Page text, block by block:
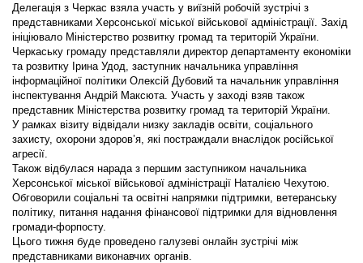
Делегація з Черкас взяла участь у виїзній робочій зустрічі з
представниками Херсонської міської військової адміністрації. Захід
ініціювало Міністерство розвитку громад та територій України.
Черкаську громаду представляли директор департаменту економіки
та розвитку Ірина Удод, заступник начальника управління
інформаційної політики Олексій Дубовий та начальник управління
інспектування Андрій Максюта. Участь у заході взяв також
представник Міністерства розвитку громад та територій України.
У рамках візиту відвідали низку закладів освіти, соціального
захисту, охорони здоров’я, які постраждали внаслідок російської
агресії.
Також відбулася нарада з першим заступником начальника
Херсонської міської військової адміністрації Наталією Чехутою.
Обговорили соціальні та освітні напрямки підтримки, ветеранську
політику, питання надання фінансової підтримки для відновлення
громади-форпосту.
Цього тижня буде проведено галузеві онлайн зустрічі між
представниками виконавчих органів.